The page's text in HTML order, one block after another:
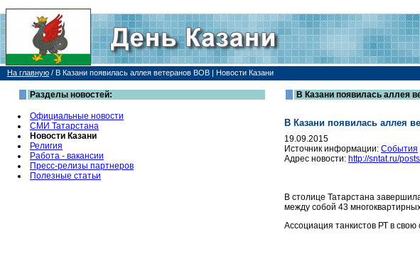
На главную / В Казани появилась аллея ветеранов ВОВ | Новости Казани
Разделы новостей:
Официальные новости
СМИ Татарстана
Новости Казани
Религия
Работа - вакансии
Пресс-релизы партнеров
Полезные статьи
В Казани появилась аллея
В Казани появилась аллея
19.09.2015
Источник информации: События
Адрес новости: http://sntat.ru/
В столице Татарстана
между собой 43
Ассоциация танкистов РТ в